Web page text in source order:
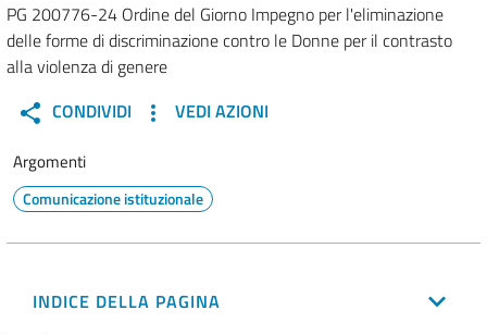
PG 200776-24 Ordine del Giorno Impegno per l'eliminazione
delle forme di discriminazione contro le Donne per il contrasto
alla violenza di genere
CONDIVIDI
VEDI AZIONI
Argomenti
Comunicazione istituzionale
INDICE DELLA PAGINA